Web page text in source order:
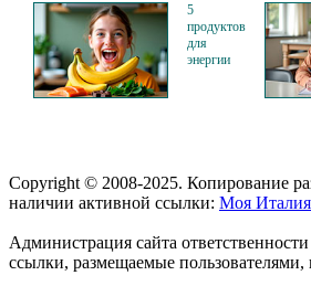
5
продуктов
для
энергии
Copyright © 2008-2025. Копирование
наличии активной ссылки: Моя Италия
Администрация сайта
ссылки, размещаемые пользователями,